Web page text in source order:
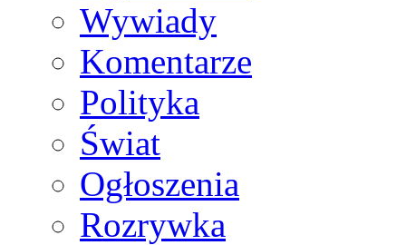
Wywiady
Komentarze
Polityka
Świat
Ogłoszenia
Rozrywka